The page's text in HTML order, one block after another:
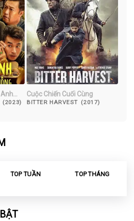
(2023)
Cuộc Chiến Cuối Cùng
BITTER HARVEST (2017)
TOP TUẦN TOP THÁNG